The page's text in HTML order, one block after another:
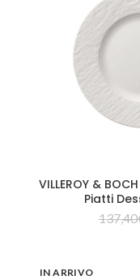
VILLEROY &
Piatti
137,40
IN ARRIVO